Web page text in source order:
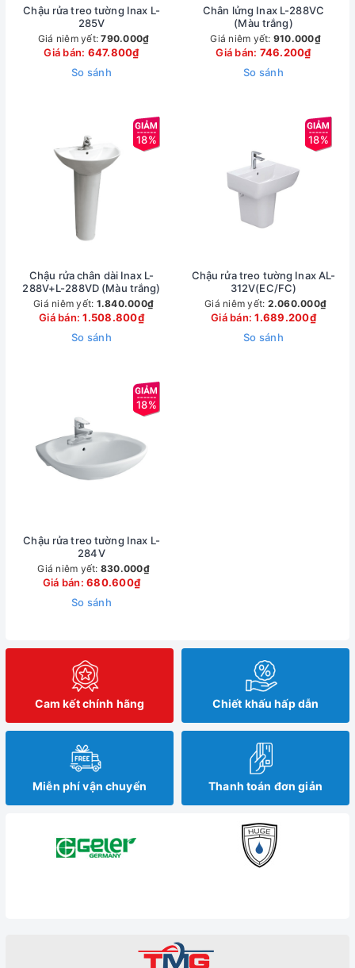
Chậu rửa treo tường Inax L-
285V
Giá niêm yết:790.000₫
Giá bán: 647.800₫
So sánh
Chân lửng Inax L-288VC
(Màu trắng)
Giá niêm yết: 910.000₫
Giá bán: 746.200₫
So sánh
18%
Chậu rửa chân dài Inax L-
288V+L-288VD (Màu trắng)
Giá niêm yết: 1.840.000₫
Giá bán:1.508.800₫
So sánh
18%
Chậu rửa treo tường Inax AL-
312V(EC/FC)
Giá niêm yết: 2.060.000₫
Giá bán:1.689.200₫
So sánh
18%
Chậu rửa treo tường Inax L-
284V
Giá niêm yết: 830.000₫
Giá bán:680.600₫
So sánh
Cam kết chính hãng Chiết khấu hấp dẫn
Miễn phí vận chuyển Thanh toán đơn giản